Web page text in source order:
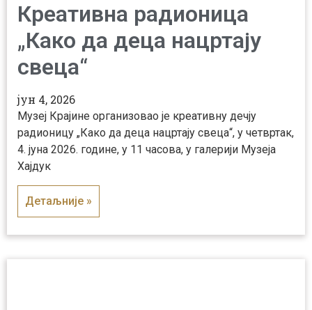
Креативна радионица
„Како да деца нацртају
свеца“
јун 4, 2026
Музеј Крајине организовао је креативну дечју
радионицу „Како да деца нацртају свеца“, у четвртак,
4. јуна 2026. године, у 11 часова, у галерији Музеја
Хајдук
Детаљније »